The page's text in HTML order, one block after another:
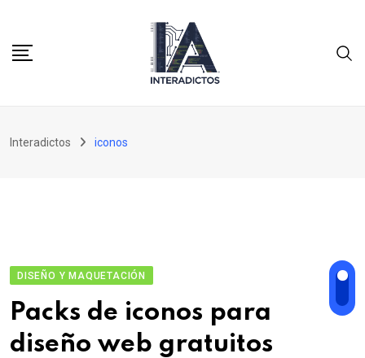
content
Interadictos iconos
DISEÑO Y MAQUETACIÓN
Packs de iconos para
diseño web gratuitos